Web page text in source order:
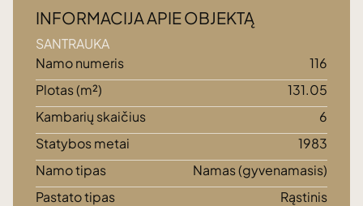
INFORMACIJA APIE OBJEKTĄ
SANTRAUKA
Namo numeris
116
Plotas (m²)
131.05
Kambarių skaičius
6
Statybos metai
1983
Namo tipas
Namas (gyvenamasis)
Pastato tipas
Rąstinis